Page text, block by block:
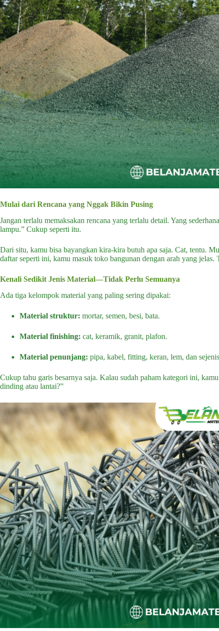
Mulai dari Rencana yang Nggak Bikin Pusing
Jangan terlalu memaksakan rencana yang terlalu detail. Yang
lampu.” Cukup seperti itu.
Dari situ, kamu bisa bayangkan kira-kira butuh apa saja. Cat, tentu.
daftar seperti ini, kamu masuk toko bangunan dengan arah yang
Kenali Sedikit Jenis Material—Tidak Perlu Semuanya
Ada tiga kelompok material yang paling sering dipakai:
Material struktur: mortar, semen, besi, bata.
Material finishing: cat, keramik, granit, plafon.
Material penunjang: pipa, kabel, fitting, keran, lem, dan
Cukup tahu garis besarnya saja. Kalau sudah paham kategori ini,
dinding atau lantai?”